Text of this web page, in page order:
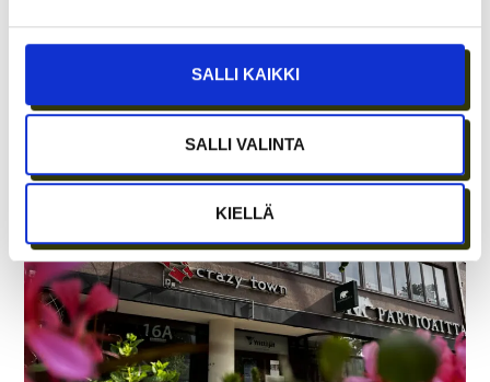
SALLI KAIKKI
SALLI VALINTA
KIELLÄ
ETÄTYÖN HONEYMOON-VAIHE ON OHI –
PARHAAT IDEAT SYNTYVÄT EDELLEEN